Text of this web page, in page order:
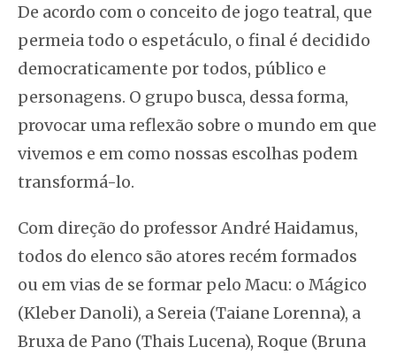
De acordo com o conceito de jogo teatral, que
permeia todo o espetáculo, o final é decidido
democraticamente por todos, público e
personagens. O grupo busca, dessa forma,
provocar uma reflexão sobre o mundo em que
vivemos e em como nossas escolhas podem
transformá-lo.
Com direção do professor André Haidamus,
todos do elenco são atores recém formados
ou em vias de se formar pelo Macu: o Mágico
(Kleber Danoli), a Sereia (Taiane Lorenna), a
Bruxa de Pano (Thais Lucena), Roque (Bruna